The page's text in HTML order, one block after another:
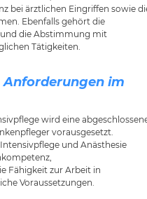
bei ärztlichen Eingriffen sowie
Ebenfalls gehört die
die Abstimmung mit
Tätigkeiten.
im
wird eine
vorausgesetzt.
und Anästhesie
Fähigkeit zur Arbeit in
Voraussetzungen.